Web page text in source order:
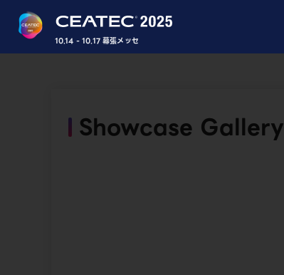
10.14 - 10.17 幕張メッセ
Showcase Gallery